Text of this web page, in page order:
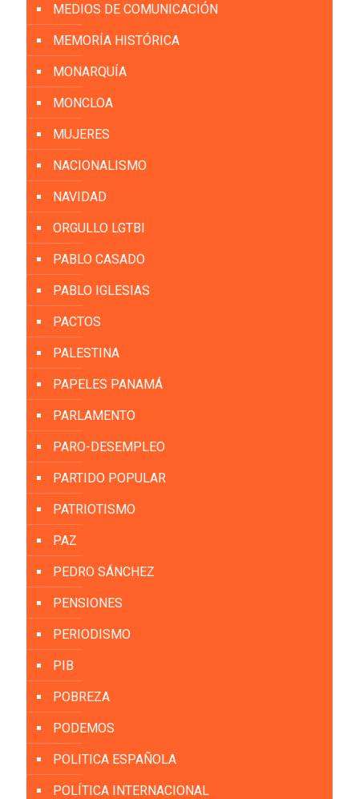
MEDIOS DE COMUNICACIÓN
MEMORÍA HISTÓRICA
MONARQUÍA
MONCLOA
MUJERES
NACIONALISMO
NAVIDAD
ORGULLO LGTBI
PABLO CASADO
PABLO IGLESIAS
PACTOS
PALESTINA
PAPELES PANAMÁ
PARLAMENTO
PARO-DESEMPLEO
PARTIDO POPULAR
PATRIOTISMO
PAZ
PEDRO SÁNCHEZ
PENSIONES
PERIODISMO
PIB
POBREZA
PODEMOS
POLITICA ESPAÑOLA
POLÍTICA INTERNACIONAL